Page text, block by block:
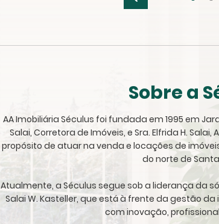
Sobre a
AA Imobiliária Séculus foi fundada em 1995 em
Salai, Corretora de Imóveis, e Sra. Elfrida H.
propósito de atuar na venda e locações de
do norte de
Atualmente, a Séculus segue sob a liderança da
Salai W. Kasteller, que está à frente da gestão
com inovação,